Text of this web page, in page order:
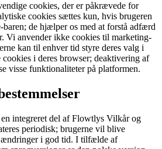
cookies, der er påkrævede for
cookies sættes kun, hvis brugeren
baren; de hjælper os med at forstå adfærd
Vi anvender ikke cookies til marketing-
kan til enhver tid styre deres valg i
i deres browser; deaktivering af
visse funktionaliteter på platformen.
integreret del af Flowtlys Vilkår og
periodisk; brugerne vil blive
i god tid. I tilfælde af